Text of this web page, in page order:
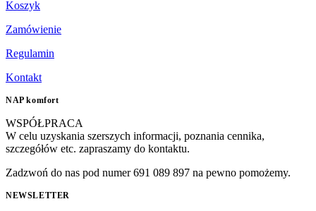
Koszyk
Zamówienie
Regulamin
Kontakt
NAP komfort
WSPÓŁPRACA
W celu uzyskania szerszych informacji, poznania cennika,
szczegółów etc. zapraszamy do kontaktu.
Zadzwoń do nas pod numer 691 089 897 na pewno pomożemy.
NEWSLETTER